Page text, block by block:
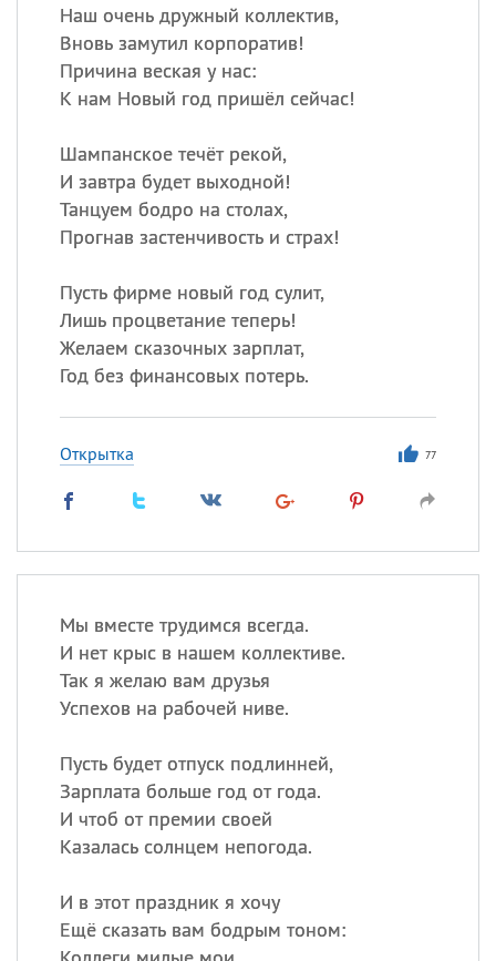
Наш очень дружный коллектив,
Вновь замутил корпоратив!
Причина веская у нас:
К нам Новый год пришёл сейчас!
Шампанское течёт рекой,
И завтра будет выходной!
Танцуем бодро на столах,
Прогнав застенчивость и страх!
Пусть фирме новый год сулит,
Лишь процветание теперь!
Желаем сказочных зарплат,
Год без финансовых потерь.
Открытка 77
Мы вместе трудимся всегда.
И нет крыс в нашем коллективе.
Так я желаю вам друзья
Успехов на рабочей ниве.
Пусть будет отпуск подлинней,
Зарплата больше год от года.
И чтоб от премии своей
Казалась солнцем непогода.
И в этот праздник я хочу
Ещё сказать вам бодрым тоном: